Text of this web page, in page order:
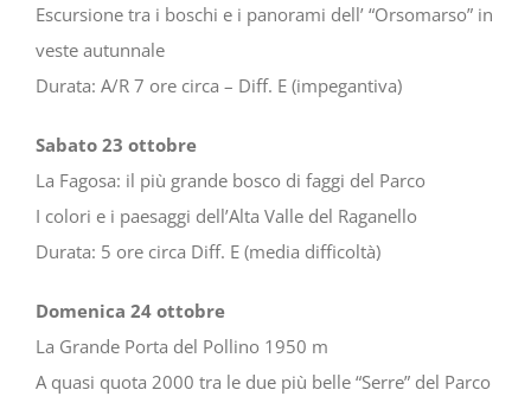
Escursione tra i boschi e i panorami dell’ “Orsomarso” in
veste autunnale
Durata: A/R 7 ore circa – Diff. E (impegantiva)
Sabato 23 ottobre
La Fagosa: il più grande bosco di faggi del Parco
I colori e i paesaggi dell’Alta Valle del Raganello
Durata: 5 ore circa Diff. E (media difficoltà)
Domenica 24 ottobre
La Grande Porta del Pollino 1950 m
A quasi quota 2000 tra le due più belle “Serre” del Parco